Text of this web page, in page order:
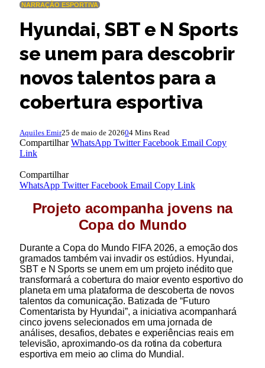
NARRAÇÃO ESPORTIVA
Hyundai, SBT e N Sports
se unem para descobrir
novos talentos para a
cobertura esportiva
Aquiles Emir25 de maio de 202604 Mins Read
CompartilharWhatsApp Twitter Facebook Email Copy
Link
Compartilhar
WhatsApp Twitter Facebook Email Copy Link
Projeto acompanha jovens na
Copa do Mundo
Durante a Copa do Mundo FIFA 2026, a emoção dos
gramados também vai invadir os estúdios. Hyundai,
SBT e N Sports se unem em um projeto inédito que
transformará a cobertura do maior evento esportivo do
planeta em uma plataforma de descoberta de novos
talentos da comunicação. Batizada de “Futuro
Comentarista by Hyundai”, a iniciativa acompanhará
cinco jovens selecionados em uma jornada de
análises, desafios, debates e experiências reais em
televisão, aproximando-os da rotina da cobertura
esportiva em meio ao clima do Mundial.